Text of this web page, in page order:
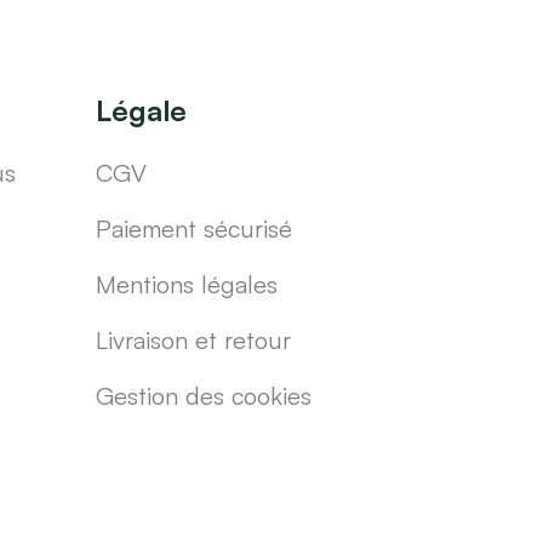
Légale
CGV
Paiement sécurisé
Mentions légales
Livraison et retour
Gestion des cookies